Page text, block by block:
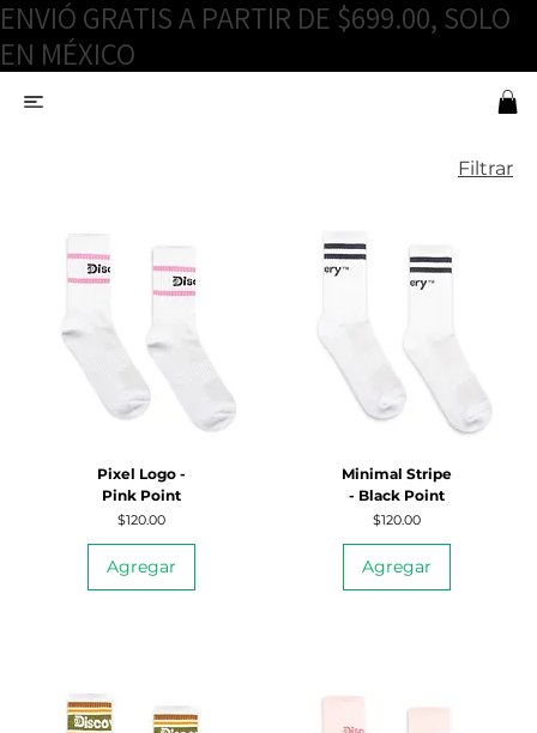
ENVIÓ GRATIS A PARTIR DE $699.00, SOLO
EN MÉXICO
Filtrar
Pixel Logo -
Pink Point
Precio
$120.00
Agregar
Minimal Stripe
- Black Point
Precio
$120.00
Agregar